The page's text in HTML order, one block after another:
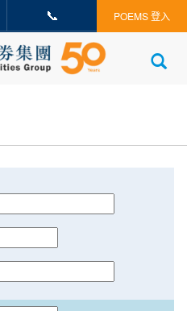
📞 POEMS 登入